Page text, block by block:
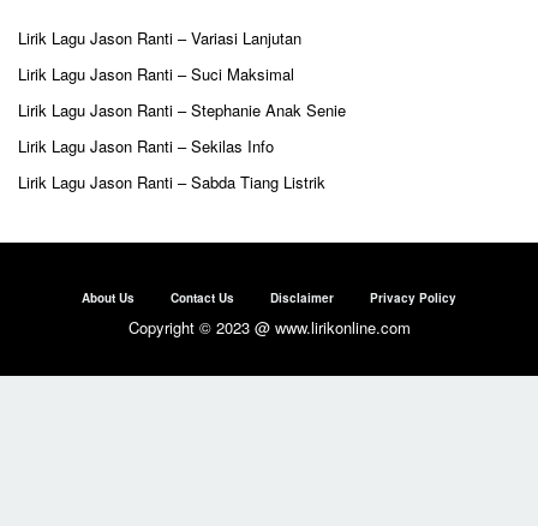
Lirik Lagu Jason Ranti – Variasi Lanjutan
Lirik Lagu Jason Ranti – Suci Maksimal
Lirik Lagu Jason Ranti – Stephanie Anak Senie
Lirik Lagu Jason Ranti – Sekilas Info
Lirik Lagu Jason Ranti – Sabda Tiang Listrik
About Us Contact Us Disclaimer Privacy Policy
Copyright © 2023 @ www.lirikonline.com